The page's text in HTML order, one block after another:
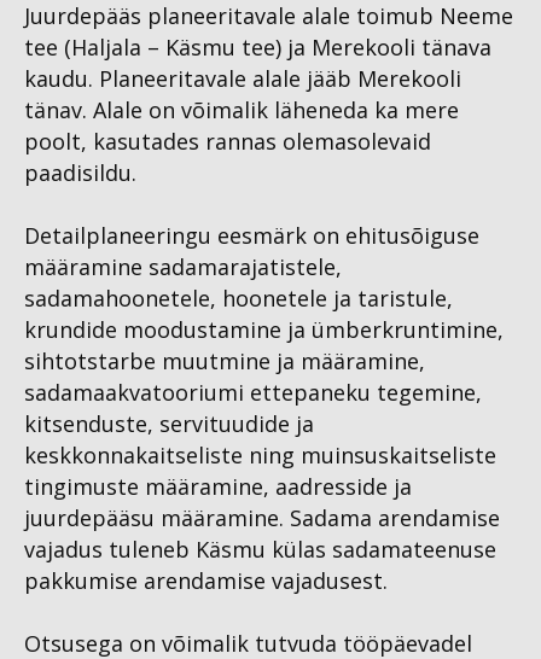
Juurdepääs planeeritavale alale toimub Neeme
tee (Haljala – Käsmu tee) ja Merekooli tänava
kaudu. Planeeritavale alale jääb Merekooli
tänav. Alale on võimalik läheneda ka mere
poolt, kasutades rannas olemasolevaid
paadisildu.
Detailplaneeringu eesmärk on ehitusõiguse
määramine sadamarajatistele,
sadamahoonetele, hoonetele ja taristule,
krundide moodustamine ja ümberkruntimine,
sihtotstarbe muutmine ja määramine,
sadamaakvatooriumi ettepaneku tegemine,
kitsenduste, servituudide ja
keskkonnakaitseliste ning muinsuskaitseliste
tingimuste määramine, aadresside ja
juurdepääsu määramine. Sadama arendamise
vajadus tuleneb Käsmu külas sadamateenuse
pakkumise arendamise vajadusest.
Otsusega on võimalik tutvuda tööpäevadel